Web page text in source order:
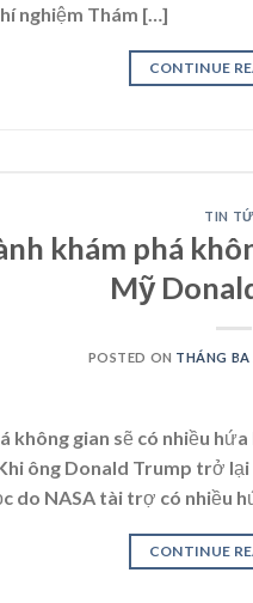
nghiệm Thám […]
CONTINUE
TIN
khám phá
Mỹ
POSTED ON THÁNG BA
không gian sẽ có nhiều
ông Donald Trump trở
do NASA tài trợ có nhiều
CONTINUE